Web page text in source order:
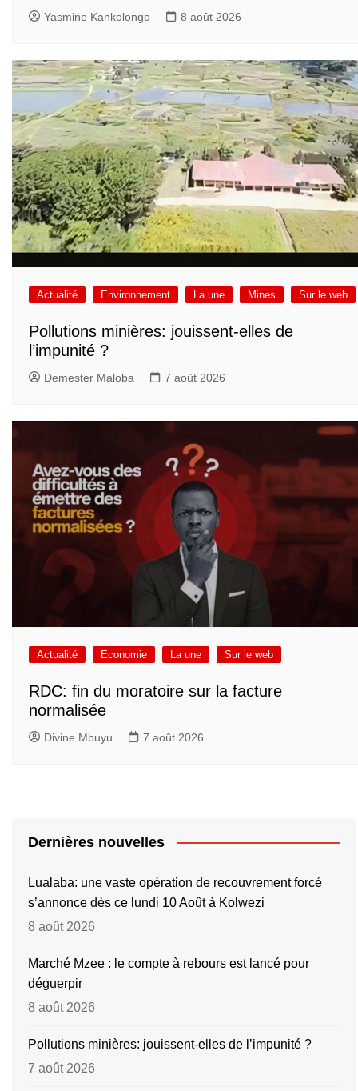
Yasmine Kankolongo 8 août 2026
Actualité Environnement La une Mines Sur le web
Pollutions minières: jouissent-elles de
l’impunité ?
Demester Maloba 7 août 2026
Actualité Economie La une Sur le web
RDC: fin du moratoire sur la facture
normalisée
Divine Mbuyu 7 août 2026
Dernières nouvelles
Lualaba: une vaste opération de recouvrement forcé
s’annonce dès ce lundi 10 Août à Kolwezi
8 août 2026
Marché Mzee : le compte à rebours est lancé pour
déguerpir
8 août 2026
Pollutions minières: jouissent-elles de l’impunité ?
7 août 2026